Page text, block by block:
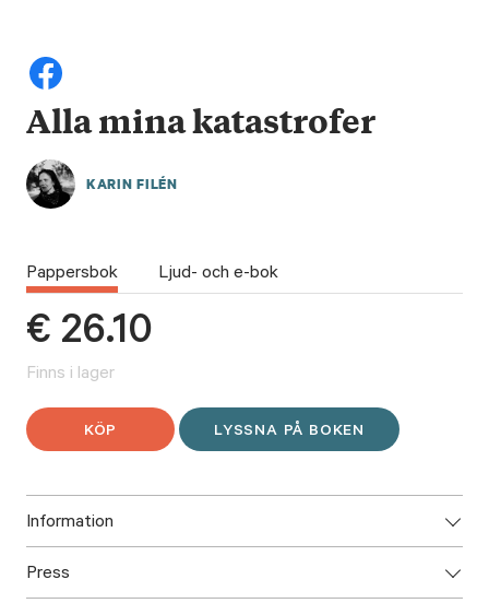
Alla mina katastrofer
KARIN FILÉN
Pappersbok Ljud- och e-bok
€ 26.10
Finns i lager
KÖP LYSSNA PÅ BOKEN
Information
ISBN: 9789523334618
Press